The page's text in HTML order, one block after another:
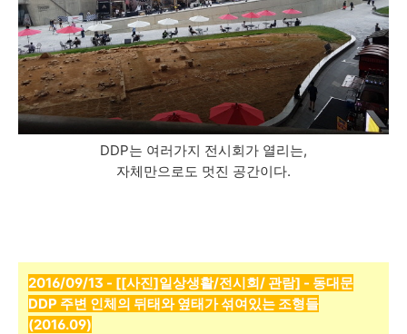
DDP는 여러가지 전시회가 열리는,
자체만으로도 멋진 공간이다.
2016/09/13 - [[사진]일상생활/전시회/ 관람] - 동대문
DDP 주변 인체의 뒤태와 옆태가 섞여있는 조형들
(2016.09)